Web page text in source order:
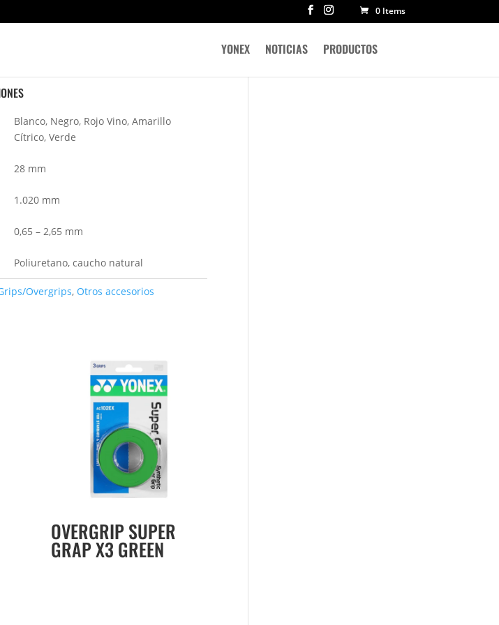
0 Items
YONEX NOTICIAS PRODUCTOS
Blanco, Negro, Rojo Vino, Amarillo
Cítrico, Verde
28 mm
1.020 mm
0,65 – 2,65 mm
Poliuretano, caucho natural
Overgrips, Otros accesorios
OVERGRIP SUPER
GRAP X3 GREEN